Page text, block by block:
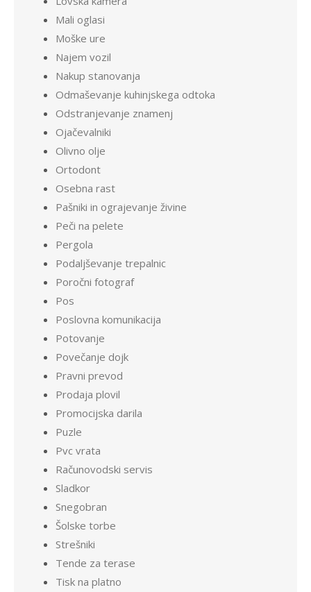
Mali oglasi
Moške ure
Najem vozil
Nakup stanovanja
Odmaševanje kuhinjskega odtoka
Odstranjevanje znamenj
Ojačevalniki
Olivno olje
Ortodont
Osebna rast
Pašniki in ograjevanje živine
Peči na pelete
Pergola
Podaljševanje trepalnic
Poročni fotograf
Pos
Poslovna komunikacija
Potovanje
Povečanje dojk
Pravni prevod
Prodaja plovil
Promocijska darila
Puzle
Pvc vrata
Računovodski servis
Sladkor
Snegobran
Šolske torbe
Strešniki
Tende za terase
Tisk na platno